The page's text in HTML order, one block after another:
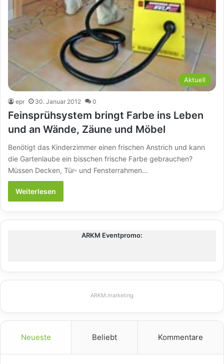
Aktuell
epr 30. Januar 2012 0
Feinsprühsystem bringt Farbe ins Leben
und an Wände, Zäune und Möbel
Benötigt das Kinderzimmer einen frischen Anstrich und kann
die Gartenlaube ein bisschen frische Farbe gebrauchen?
Müssen Decken, Tür- und Fensterrahmen…
Weiterlesen
ARKM Eventpromo:
ARKM.marketing
Neueste Beliebt Kommentare